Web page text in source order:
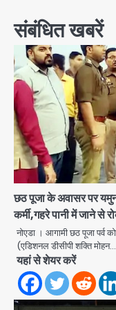
संबंधित खबरें
छठ पूजा के अवासर पर
कर्मी,गहरे पानी में जाने से
नोएडा । आगामी छठ पूजा पर्व
(एडिशनल डीसीपी शक्ति मोहन…
यहां से शेयर करें